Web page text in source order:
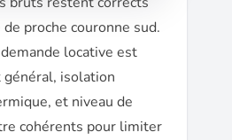
proche couronne sud.
locative est
isolation
et niveau de
cohérents pour limiter